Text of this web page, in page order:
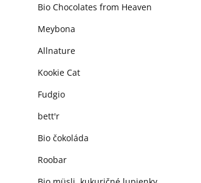
Bio Chocolates from Heaven
Meybona
Allnature
Kookie Cat
Fudgio
bett'r
Bio čokoláda
Roobar